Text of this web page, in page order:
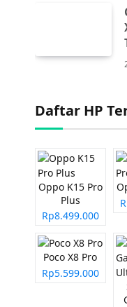
Daftar HP
Oppo K15 Pro
Plus
Rp8.499.000
Poco X8 Pro
Rp5.599.000